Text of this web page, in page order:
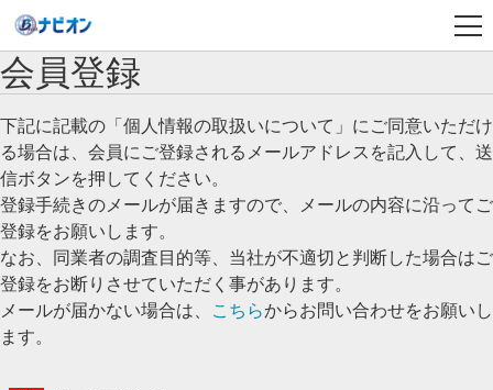
会員登録
下記に記載の「個人情報の取扱いについて」にご同意いただけ
る場合は、会員にご登録されるメールアドレスを記入して、送
信ボタンを押してください。
登録手続きのメールが届きますので、メールの内容に沿ってご
登録をお願いします。
なお、同業者の調査目的等、当社が不適切と判断した場合はご
登録をお断りさせていただく事があります。
メールが届かない場合は、 こちらからお問い合わせをお願いし
ます。